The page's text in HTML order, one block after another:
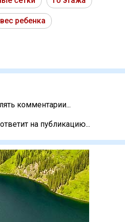
вес ребенка
комментарии...
на публикацию...